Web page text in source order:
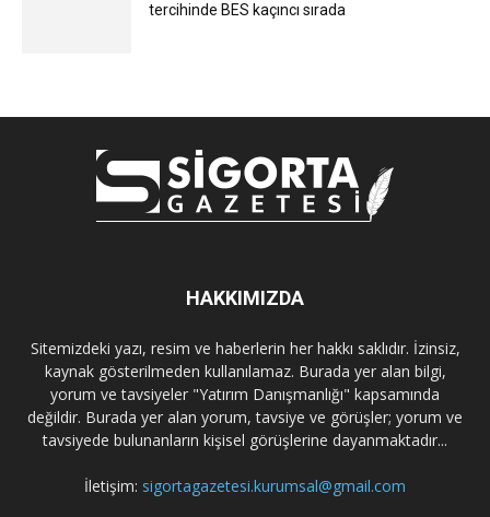
tercihinde BES kaçıncı sırada
HAKKIMIZDA
Sitemizdeki yazı, resim ve haberlerin her hakkı saklıdır. İzinsiz,
kaynak gösterilmeden kullanılamaz. Burada yer alan bilgi,
yorum ve tavsiyeler "Yatırım Danışmanlığı" kapsamında
değildir. Burada yer alan yorum, tavsiye ve görüşler; yorum ve
tavsiyede bulunanların kişisel görüşlerine dayanmaktadır...
İletişim: sigortagazetesi.kurumsal@gmail.com